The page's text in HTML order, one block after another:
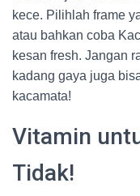
kece. Pilihlah frame
atau bahkan coba
kesan fresh. Jangan
kadang gaya juga
kacamata!
Vitamin
Tidak!